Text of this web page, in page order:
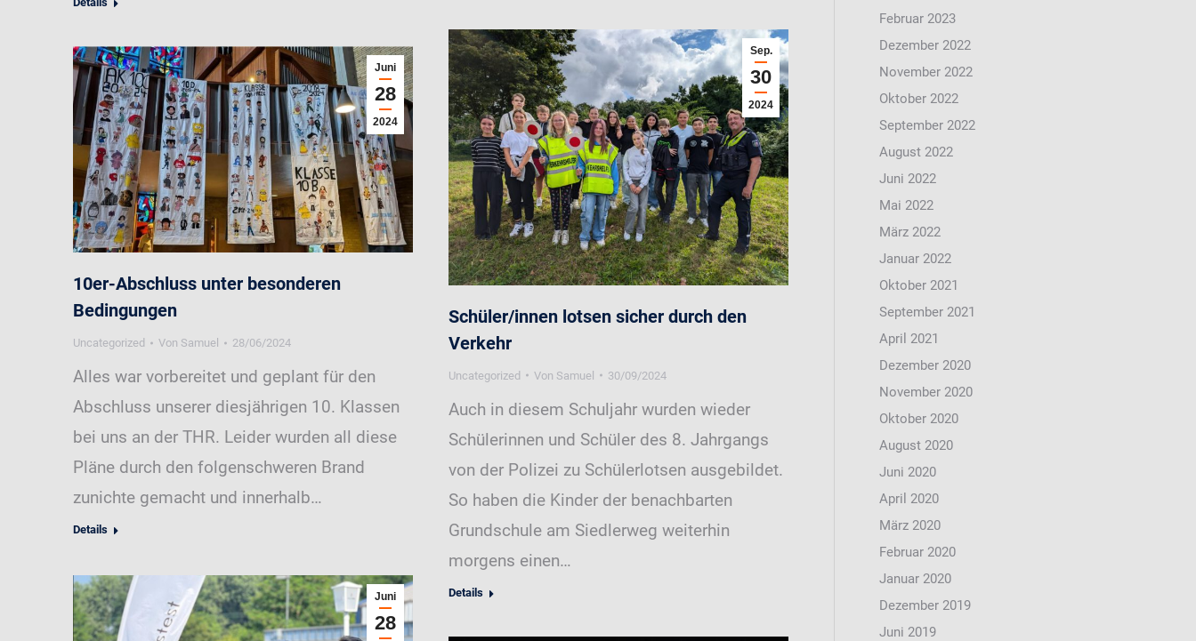
Sep.
30
2024
Schüler/innen lotsen sicher durch den
Verkehr
Uncategorized Von Samuel 30/09/2024
Auch in diesem Schuljahr wurden wieder
Schülerinnen und Schüler des 8. Jahrgangs
von der Polizei zu Schülerlotsen ausgebildet.
So haben die Kinder der benachbarten
Grundschule am Siedlerweg weiterhin
morgens einen…
Details
Juni
28
2024
10er-Abschluss unter besonderen
Bedingungen
Uncategorized Von Samuel 28/06/2024
Alles war vorbereitet und geplant für den
Abschluss unserer diesjährigen 10. Klassen
bei uns an der THR. Leider wurden all diese
Pläne durch den folgenschweren Brand
zunichte gemacht und innerhalb…
Details
Juni
28
Februar 2023
Dezember 2022
November 2022
Oktober 2022
September 2022
August 2022
Juni 2022
Mai 2022
März 2022
Januar 2022
Oktober 2021
September 2021
April 2021
Dezember 2020
November 2020
Oktober 2020
August 2020
Juni 2020
April 2020
März 2020
Februar 2020
Januar 2020
Dezember 2019
Juni 2019